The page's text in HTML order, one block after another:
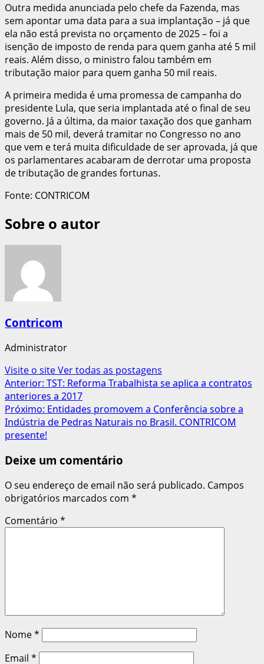
Outra medida anunciada pelo chefe da Fazenda, mas
sem apontar uma data para a sua implantação – já que
ela não está prevista no orçamento de 2025 – foi a
isenção de imposto de renda para quem ganha até 5 mil
reais. Além disso, o ministro falou também em
tributação maior para quem ganha 50 mil reais.
A primeira medida é uma promessa de campanha do
presidente Lula, que seria implantada até o final de seu
governo. Já a última, da maior taxação dos que ganham
mais de 50 mil, deverá tramitar no Congresso no ano
que vem e terá muita dificuldade de ser aprovada, já que
os parlamentares acabaram de derrotar uma proposta
de tributação de grandes fortunas.
Fonte: CONTRICOM
Sobre o autor
Contricom
Administrator
Visite o siteVer todas as postagens
Navegação
de
artigos
Anterior: TST: Reforma Trabalhista se aplica a contratos
anteriores a 2017
Próximo: Entidades promovem a Conferência sobre a
Indústria de Pedras Naturais no Brasil. CONTRICOM
presente!
Deixe um comentário
O seu endereço de email não será publicado. Campos
obrigatórios marcados com *
Comentário *
Nome*
Email *